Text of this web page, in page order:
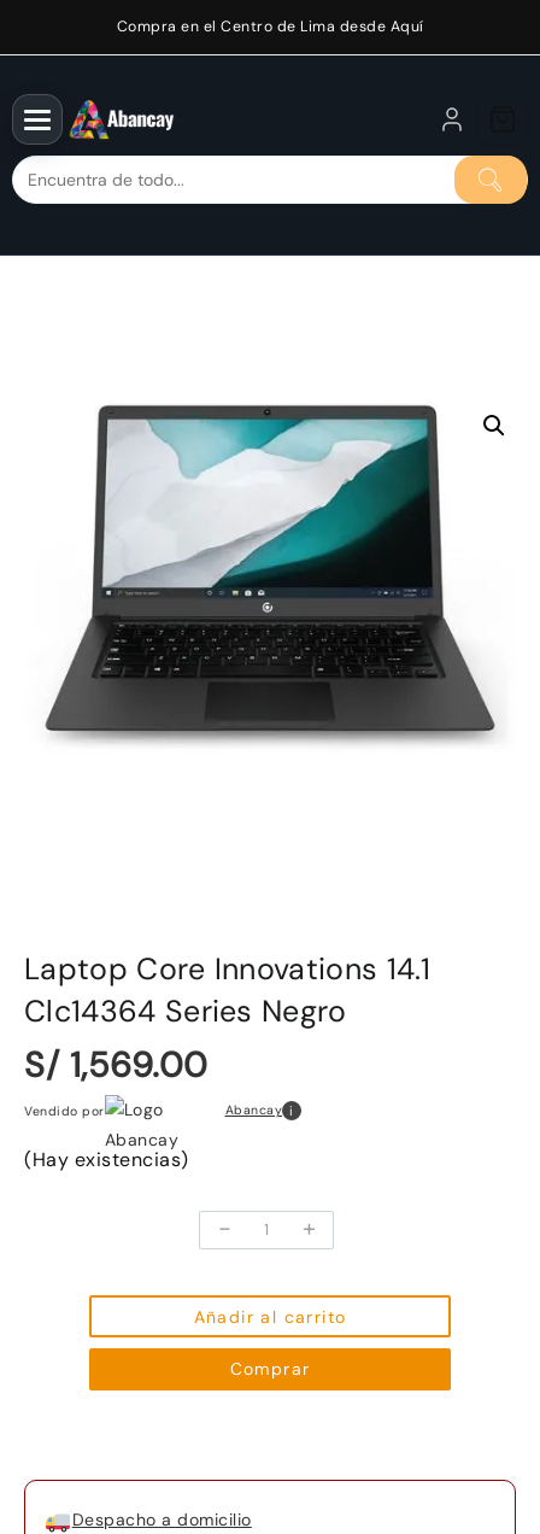
Compra en el Centro de Lima desde Aquí
Laptop Core Innovations 14.1
Clc14364 Series Negro
S/ 1,569.00
Vendido por Abancay i
(Hay existencias)
-
Laptop
Core
14.1
Clc14364
Series
+
Añadir al carrito
Comprar
Despacho a domicilio